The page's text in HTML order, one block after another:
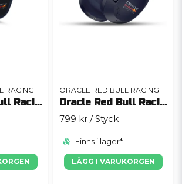
RACING
Oracle Red Bull Racing RB-HP170
ORACLE RED BULL RACING
Oracle Red Bull Racing RB-HP110
799 kr / Styck
Finns i lager*
LÄGG I VARUKORGEN